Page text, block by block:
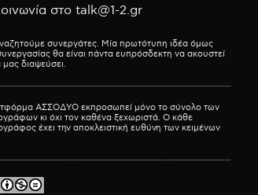
στο talk@1-2.gr
συνεργάτες. Μία πρωτότυπη ιδέα όμως
θα είναι πάντα ευπρόσδεκτη να ακουστεί
μας διαψεύσει.
ΑΣΣΟΔΥΟ εκπροσωπεί μόνο το σύνολο των
κι όχι τον καθένα ξεχωριστά. Ο κάθε
έχει την αποκλειστική ευθύνη των κειμένων